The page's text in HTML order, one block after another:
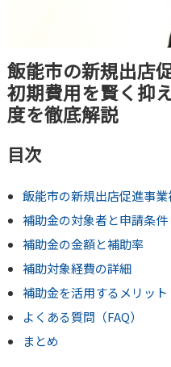
飯能市の新規出店
初期費用を賢く抑
度を徹底解説
目次
飯能市の新規出店促進事
補助金の対象者と申請条件
補助金の金額と補助率
補助対象経費の詳細
補助金を活用するメリット
よくある質問（FAQ）
まとめ